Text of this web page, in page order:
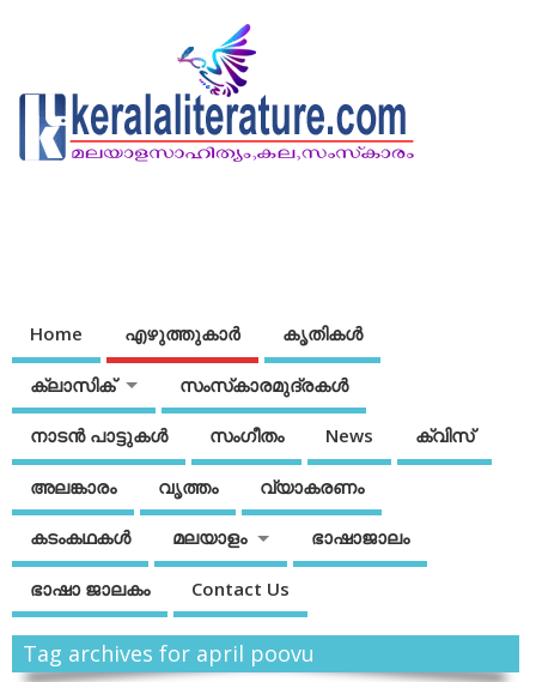
Home എഴുത്തുകാര്‍ കൃതികൾ
ക്ലാസിക് സംസ്‌കാരമുദ്രകള്‍
നാടന്‍ പാട്ടുകള്‍ സംഗീതം News ക്വിസ്
അലങ്കാരം വൃത്തം വ്യാകരണം
കടംകഥകള്‍ മലയാളം ഭാഷാജാലം
ഭാഷാ ജാലകം Contact Us
Tag archives for april poovu